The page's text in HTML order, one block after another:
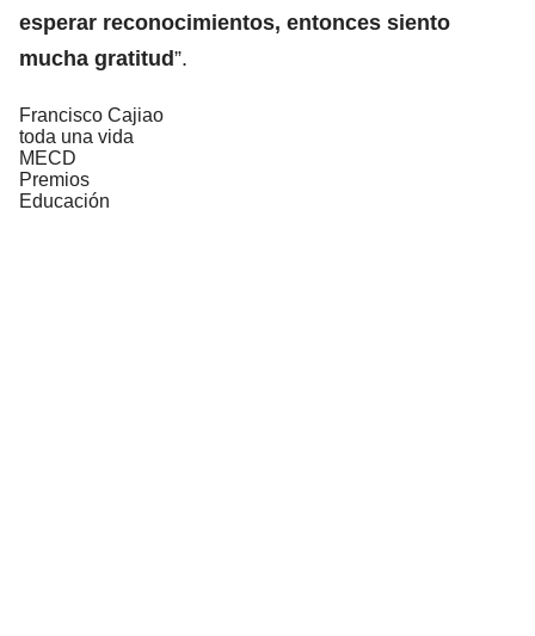
esperar reconocimientos, entonces siento
mucha gratitud”.
Francisco Cajiao
toda una vida
MECD
Premios
Educación